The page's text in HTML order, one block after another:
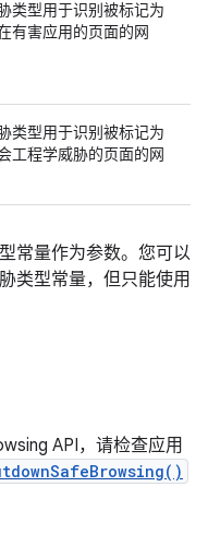
类型用于识别被标记为
有害应用的页面的网
类型用于识别被标记为
工程学威胁的页面的网
常量作为参数。您可以
类型常量，但只能使用
API，请检查应用